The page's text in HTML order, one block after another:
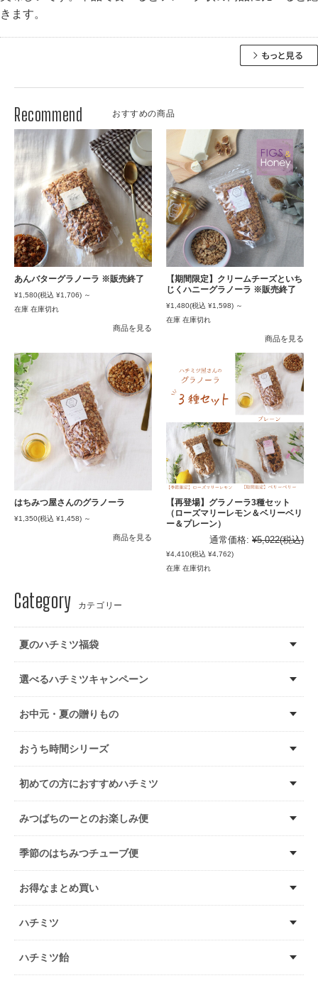
きます。
おすすめの商品
あんバターグラノーラ ※販売終了
¥1,580(税込 ¥1,706) ～
在庫 在庫切れ
商品を見る
【期間限定】クリームチーズといち
じくハニーグラノーラ ※販売終了
¥1,480(税込 ¥1,598) ～
在庫 在庫切れ
商品を見る
はちみつ屋さんのグラノーラ
¥1,350(税込 ¥1,458) ～
商品を見る
【再登場】グラノーラ3種セット
（ローズマリーレモン＆ベリーベリ
ー＆プレーン）
通常価格: ¥5,022(税込)
¥4,410(税込 ¥4,762)
在庫 在庫切れ
カテゴリー
夏のハチミツ福袋
選べるハチミツキャンペーン
お中元・夏の贈りもの
おうち時間シリーズ
初めての方におすすめハチミツ
みつばちのーとのお楽しみ便
季節のはちみつチューブ便
お得なまとめ買い
ハチミツ
ハチミツ飴